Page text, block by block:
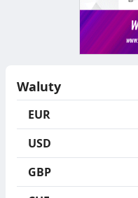
Waluty
EUR
USD
GBP